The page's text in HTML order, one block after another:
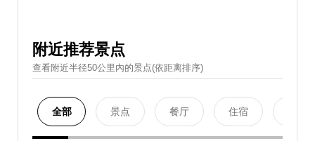
附近推荐景点
查看附近半径50公里內的景点(依距离排序)
全部 景点 餐厅 住宿